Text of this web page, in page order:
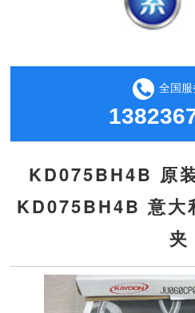
全国
KD075BH4B 原
KD075BH4B 意大
夹